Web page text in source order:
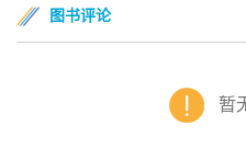
图书评论
暂